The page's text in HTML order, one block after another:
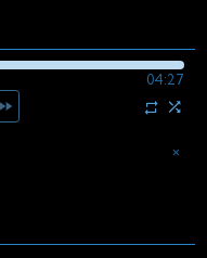
04:27
×